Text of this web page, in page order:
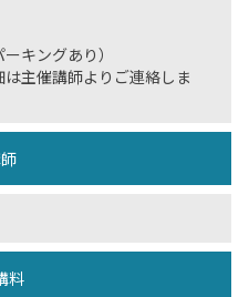
キングあり）
主催講師よりご連絡しま
料